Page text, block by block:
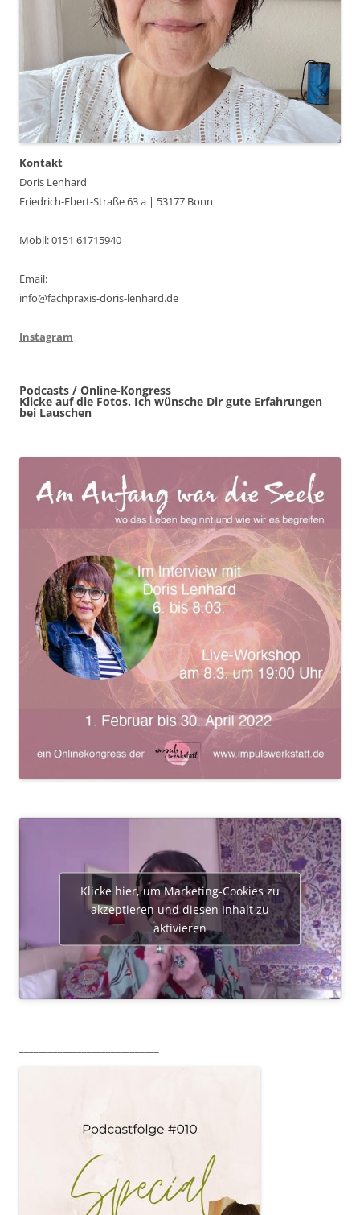
Kontakt
Doris Lenhard
Friedrich-Ebert-Straße 63 a | 53177 Bonn
Mobil: 0151 61715940
Email:
info@fachpraxis-doris-lenhard.de
Instagram
Podcasts / Online-Kongress
Klicke auf die Fotos. Ich wünsche Dir gute Erfahrungen
bei Lauschen
Klicke hier, um Marketing-Cookies zu
akzeptieren und diesen Inhalt zu
aktivieren